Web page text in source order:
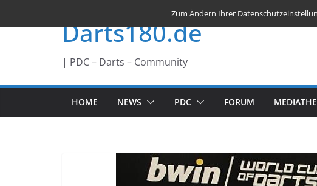
Inhalt
Darts180.de
| PDC – Darts – Community
HOME NEWS PDC FORUM
Zum Ändern Ihrer